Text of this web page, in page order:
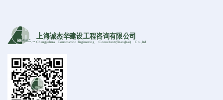
上海诚杰华建设工程咨询有限公司
Chengjiehua Construction Engineering C onsultant (Shanghai) C o.,Ltd